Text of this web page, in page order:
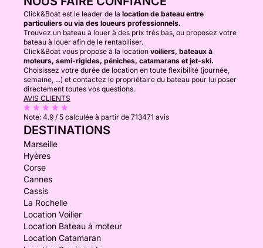
Click&Boat est le leader de la location de bateau entre
particuliers ou via des loueurs professionnels.
Trouvez un bateau à louer à des prix très bas, ou proposez votre
bateau à louer afin de le rentabiliser.
Click&Boat vous propose à la location voiliers, bateaux à
moteurs, semi-rigides, péniches, catamarans et jet-ski.
Choisissez votre durée de location en toute flexibilité (journée,
semaine, ...) et contactez le propriétaire du bateau pour lui poser
directement toutes vos questions.
AVIS CLIENTS
Note: 4.9 / 5 calculée à partir de 713471 avis
DESTINATIONS
Marseille
Hyères
Corse
Cannes
Cassis
La Rochelle
Location Voilier
Location Bateau à moteur
Location Catamaran